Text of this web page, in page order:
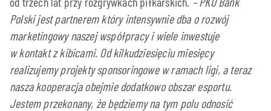
Polski jest partnerem który intensywnie dba o rozwój
marketingowy naszej współpracy i wiele inwestuje
w kontakt z kibicami. Od kilkudziesięciu miesięcy
realizujemy projekty sponsoringowe w ramach ligi, a teraz
nasza kooperacja obejmie dodatkowo obszar esportu.
Jestem przekonany, że będziemy na tym polu odnosić